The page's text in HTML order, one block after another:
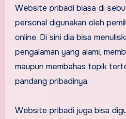
Website pribadi biasa di
personal digunakan oleh
online. Di sini dia bisa
pengalaman yang alami,
maupun membahas topik
pandang pribadinya.
Website pribadi juga bisa